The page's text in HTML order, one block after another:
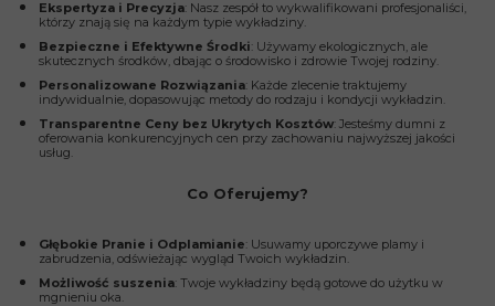
Co Oferujemy?
Głębokie Pranie i Odplamianie: Usuwamy uporczywe plamy i
zabrudzenia, odświeżając wygląd Twoich wykładzin.
Możliwość suszenia: Twoje wykładziny będą gotowe do użytku w
mgnieniu oka.
Ekspertyza i Precyzja: Nasz zespół to wykwalifikowani profesjonaliści,
którzy znają się na każdym typie wykładziny.
Bezpieczne i Efektywne Środki: Używamy ekologicznych, ale
skutecznych środków, dbając o środowisko i zdrowie Twojej rodziny.
Personalizowane Rozwiązania: Każde zlecenie traktujemy
indywidualnie, dopasowując metody do rodzaju i kondycji wykładzin.
Transparentne Ceny bez Ukrytych Kosztów: Jesteśmy dumni z
oferowania konkurencyjnych cen przy zachowaniu najwyższej jakości
usług.